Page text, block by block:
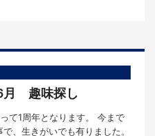
6月 趣味探し
て1周年となります。 今まで
、生きがいでも有りました。